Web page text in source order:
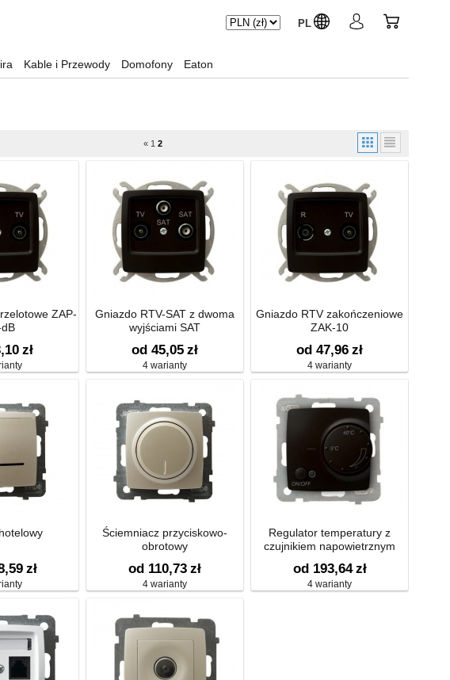
PL
Kable i Przewody Domofony Eaton
« 1 2
ZAP-
zł
Gniazdo RTV-SAT z dwoma
wyjściami SAT
od 45,05 zł
4 warianty
Gniazdo RTV zakończeniowe
ZAK-10
od 47,96 zł
4 warianty
zł
Ściemniacz przyciskowo-
obrotowy
od 110,73 zł
4 warianty
Regulator temperatury z
czujnikiem napowietrznym
od 193,64 zł
4 warianty